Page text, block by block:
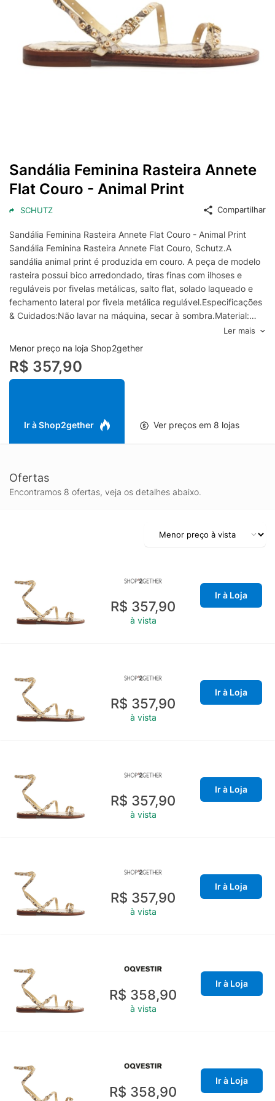
Sandália Feminina Rasteira Annete
Flat Couro - Animal Print
SCHUTZ Compartilhar
Sandália Feminina Rasteira Annete Flat Couro - Animal Print
Sandália Feminina Rasteira Annete Flat Couro, Schutz.A
sandália animal print é produzida em couro. A peça de modelo
rasteira possui bico arredondado, tiras finas com ilhoses e
reguláveis por fivelas metálicas, salto flat, solado laqueado e
fechamento lateral por fivela metálica regulável.Especificações
& Cuidados:Não lavar na máquina, secar à sombra.Material:
Ler mais
Menor preço na loja Shop2gether
R$ 357,90
Ir à Shop2gether Ver preços em 8 lojas
Ofertas
Encontramos 8 ofertas, veja os detalhes abaixo.
R$ 357,90
à vista
Ir à Loja
R$ 357,90
à vista
Ir à Loja
R$ 357,90
à vista
Ir à Loja
R$ 357,90
à vista
Ir à Loja
R$ 358,90
à vista
Ir à Loja
R$ 358,90
Ir à Loja